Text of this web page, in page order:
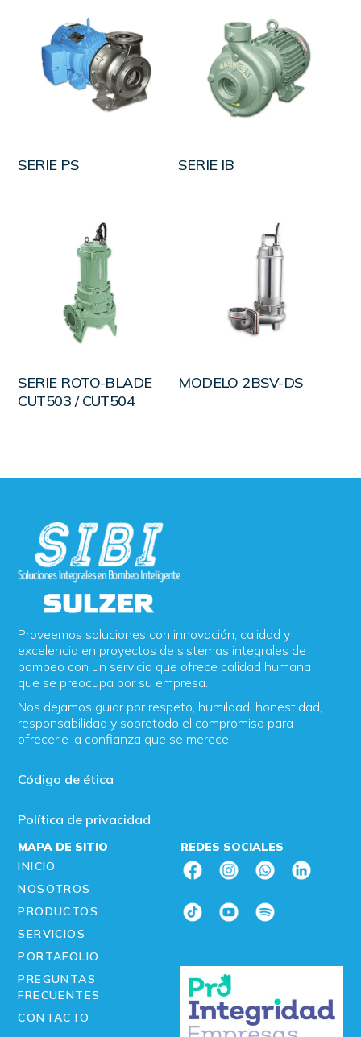
SERIE PS SERIE IB
SERIE ROTO-BLADE
CUT503 / CUT504
MODELO 2BSV-DS
Proveemos soluciones con innovación, calidad y
excelencia en proyectos de sistemas integrales de
bombeo con un servicio que ofrece calidad humana
que se preocupa por su empresa.
Nos dejamos guiar por respeto, humildad, honestidad,
responsabilidad y sobretodo el compromiso para
ofrecerle la confianza que se merece.
Código de ética
Política de privacidad
MAPA DE SITIO
INICIO
NOSOTROS
PRODUCTOS
SERVICIOS
PORTAFOLIO
PREGUNTAS
FRECUENTES
CONTACTO
REDES SOCIALES